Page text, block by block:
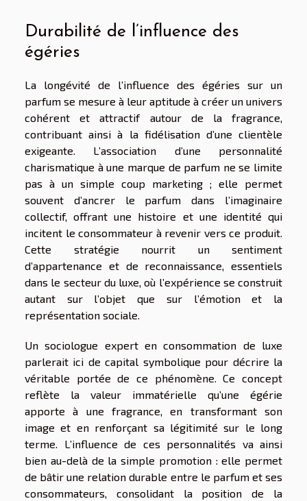
Durabilité de l’influence des
égéries
La longévité de l’influence des égéries sur un
parfum se mesure à leur aptitude à créer un univers
cohérent et attractif autour de la fragrance,
contribuant ainsi à la fidélisation d’une clientèle
exigeante. L’association d’une personnalité
charismatique à une marque de parfum ne se limite
pas à un simple coup marketing ; elle permet
souvent d’ancrer le parfum dans l’imaginaire
collectif, offrant une histoire et une identité qui
incitent le consommateur à revenir vers ce produit.
Cette stratégie nourrit un sentiment
d’appartenance et de reconnaissance, essentiels
dans le secteur du luxe, où l’expérience se construit
autant sur l’objet que sur l’émotion et la
représentation sociale.
Un sociologue expert en consommation de luxe
parlerait ici de capital symbolique pour décrire la
véritable portée de ce phénomène. Ce concept
reflète la valeur immatérielle qu’une égérie
apporte à une fragrance, en transformant son
image et en renforçant sa légitimité sur le long
terme. L’influence de ces personnalités va ainsi
bien au-delà de la simple promotion : elle permet
de bâtir une relation durable entre le parfum et ses
consommateurs, consolidant la position de la